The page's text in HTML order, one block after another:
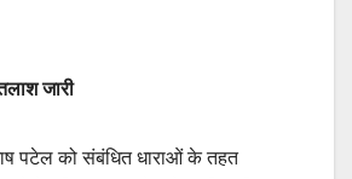
जारी
पटेल को संबंधित धाराओं के तहत